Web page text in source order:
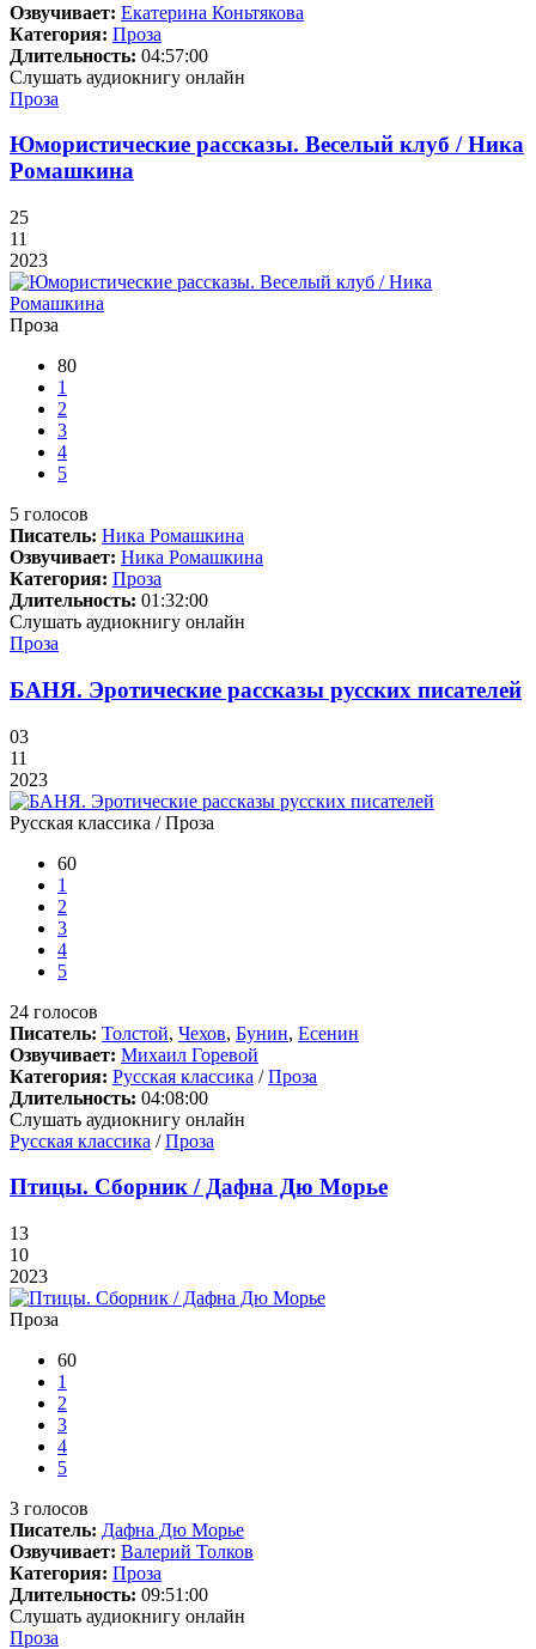
Озвучивает: Екатерина Коньтякова
Категория: Проза
Длительность: 04:57:00
Слушать аудиокнигу онлайн
Проза
Юмористические рассказы. Веселый клуб / Ника
Ромашкина
25
11
2023
Проза
80
1
2
3
4
5
5 голосов
Писатель: Ника Ромашкина
Озвучивает: Ника Ромашкина
Категория: Проза
Длительность: 01:32:00
Слушать аудиокнигу онлайн
Проза
БАНЯ. Эротические рассказы русских писателей
03
11
2023
Русская классика / Проза
60
1
2
3
4
5
24 голосов
Писатель: Толстой, Чехов, Бунин, Есенин
Озвучивает: Михаил Горевой
Категория: Русская классика /Проза
Длительность: 04:08:00
Слушать аудиокнигу онлайн
Русская классика /Проза
Птицы. Сборник / Дафна Дю Морье
13
10
2023
Проза
60
1
2
3
4
5
3 голосов
Писатель: Дафна Дю Морье
Озвучивает: Валерий Толков
Категория: Проза
Длительность: 09:51:00
Слушать аудиокнигу онлайн
Проза